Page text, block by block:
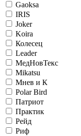
Gaoksa
IRIS
Joker
Koira
Колесец
Leader
МедНовТекс
Mikatsu
Мнев и К
Polar Bird
Патриот
Практик
Рейд
Риф